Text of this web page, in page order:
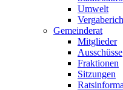
Umwelt
Gemeinderat
Mitglieder
Ausschüsse
Fraktionen
Sitzungen